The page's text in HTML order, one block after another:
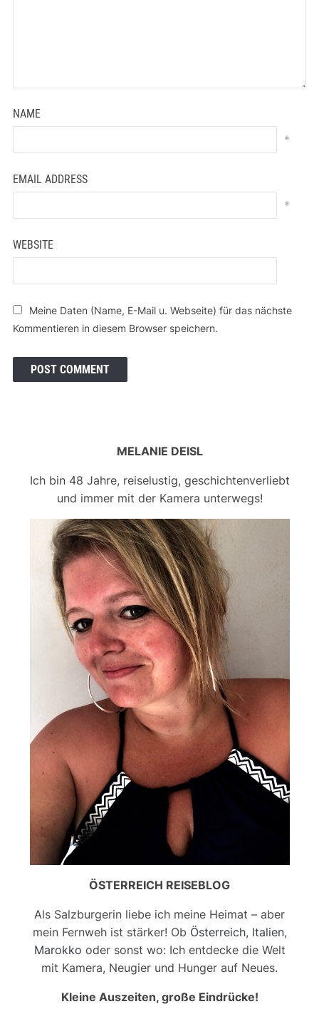
NAME
*
EMAIL ADDRESS
*
WEBSITE
Meine Daten (Name, E-Mail u. Webseite) für das nächste
Kommentieren in diesem Browser speichern.
MELANIE DEISL
Ich bin 48 Jahre, reiselustig, geschichtenverliebt
und immer mit der Kamera unterwegs!
ÖSTERREICH REISEBLOG
Als Salzburgerin liebe ich meine Heimat – aber
mein Fernweh ist stärker! Ob Österreich, Italien,
Marokko oder sonst wo: Ich entdecke die Welt
mit Kamera, Neugier und Hunger auf Neues.
Kleine Auszeiten, große Eindrücke!